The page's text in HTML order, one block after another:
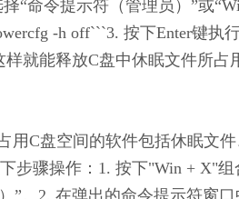
“命令提示符（管理员）”或
-h off```3. 按下Enter键执
就能释放C盘中休眠文件所占
用C盘空间的软件包括休眠文
步骤操作：1. 按下"Win + X"